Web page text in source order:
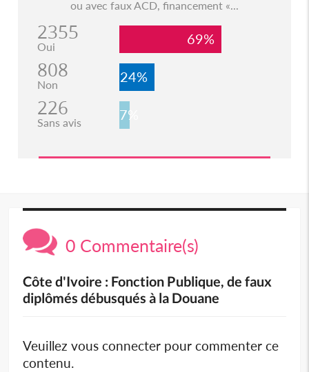
ou avec faux ACD, financement «...
2355
Oui 69%
808
Non 24%
226
Sans avis 7%
0 Commentaire(s)
Côte d'Ivoire : Fonction Publique, de faux
diplômés débusqués à la Douane
Veuillez vous connecter pour commenter ce
contenu.